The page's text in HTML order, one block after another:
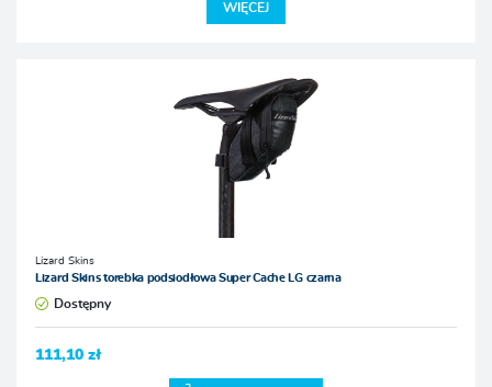
WIĘCEJ
Lizard Skins
Lizard Skins torebka podsiodłowa Super Cache LG czarna
Dostępny
111,10 zł